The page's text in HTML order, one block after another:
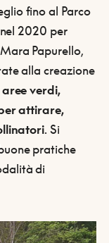
fino al Parco
2020 per
Papurello,
alla creazione
aree verdi,
attirare,
. Si
pratiche
di